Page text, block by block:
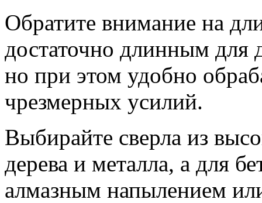
Обратите внимание на
достаточно длинным
но при этом удобно
чрезмерных усилий.
Выбирайте сверла из
дерева и металла, а для
алмазным напылением